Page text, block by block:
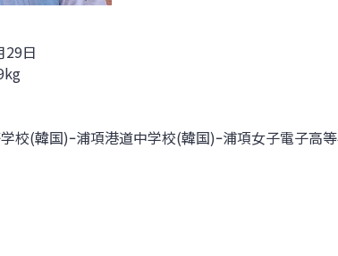
29日
学校(韓国)ｰ浦項港道中学校(韓国)ｰ浦項女子電子高